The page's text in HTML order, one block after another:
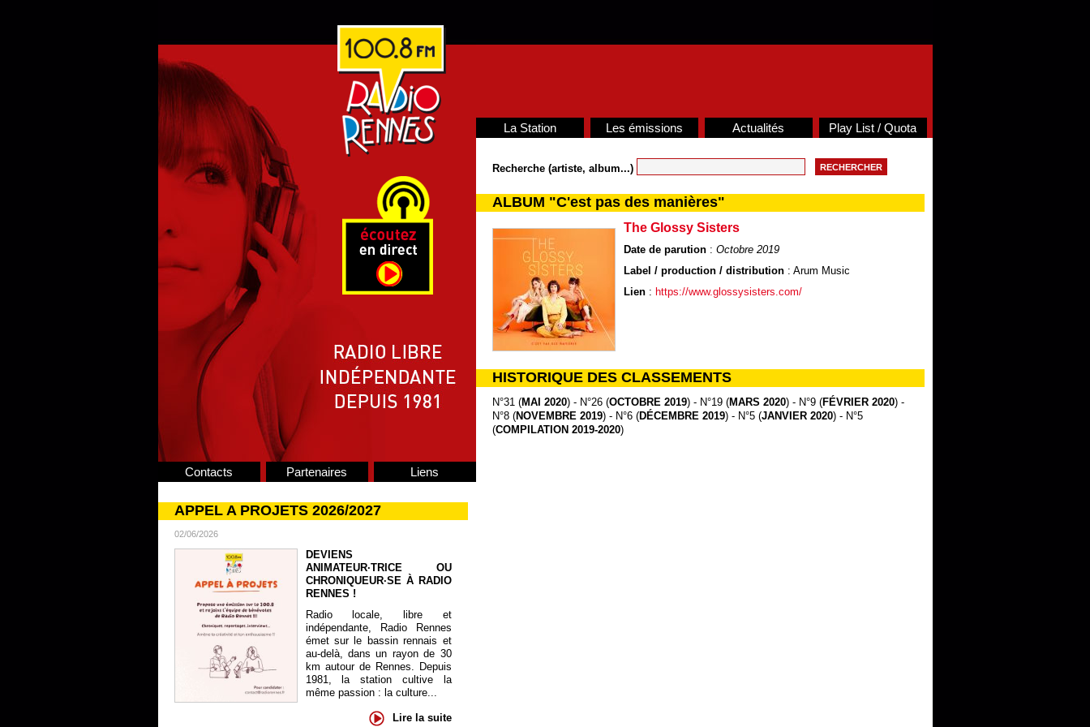
Contacts Partenaires Liens
APPEL A PROJETS 2026/2027
02/06/2026
DEVIENS
ANIMATEUR·TRICE OU
CHRONIQUEUR·SE À RADIO
RENNES !
Radio locale, libre et
indépendante, Radio Rennes
émet sur le bassin rennais et
au-delà, dans un rayon de 30
km autour de Rennes. Depuis
1981, la station cultive la
même passion : la culture...
Lire la suite
La Station Les émissions Actualités Play List / Quota
Recherche (artiste, album...)
ALBUM "C'est pas des manières"
The Glossy Sisters
Date de parution: Octobre 2019
Label / production / distribution: Arum Music
Lien: https://www.glossysisters.com/
HISTORIQUE DES CLASSEMENTS
N°31 (MAI 2020) - N°26 (OCTOBRE 2019) - N°19 (MARS 2020) - N°9 (FÉVRIER 2020) -
N°8 (NOVEMBRE 2019) - N°6 (DÉCEMBRE 2019) - N°5 (JANVIER 2020) - N°5
(COMPILATION 2019-2020)